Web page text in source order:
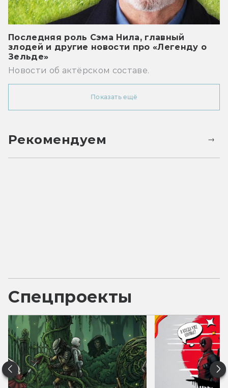
Последняя роль Сэма Нила, главный
злодей и другие новости про «Легенду о
Зельде»
Новости об актёрском составе.
Показать ещё
Рекомендуем
Спецпроекты